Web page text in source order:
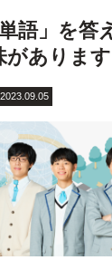
語」を答
があります
2023.09.05